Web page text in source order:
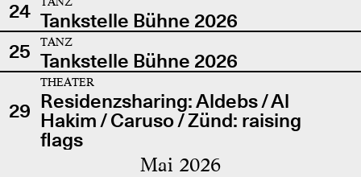
24 Tankstelle Bühne 2026
25
TANZ
Tankstelle Bühne 2026
29
THEATER
Residenzsharing: Aldebs / Al
Hakim / Caruso / Zünd: raising
flags
Mai 2026